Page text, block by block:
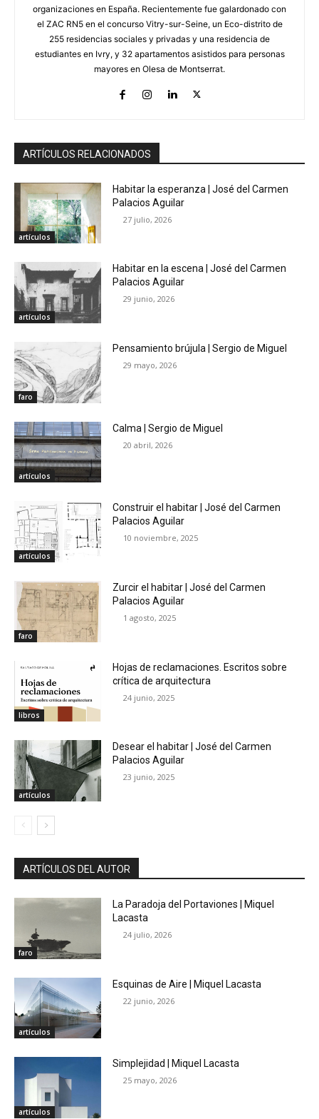
organizaciones en España. Recientemente fue galardonado con
el ZAC RN5 en el concurso Vitry-sur-Seine, un Eco-distrito de
255 residencias sociales y privadas y una residencia de
estudiantes en Ivry, y 32 apartamentos asistidos para personas
mayores en Olesa de Montserrat.
ARTÍCULOS RELACIONADOS
artículos
Habitar la esperanza | José del Carmen
Palacios Aguilar
27 julio, 2026
artículos
Habitar en la escena | José del Carmen
Palacios Aguilar
29 junio, 2026
faro
Pensamiento brújula | Sergio de Miguel
29 mayo, 2026
artículos
Calma | Sergio de Miguel
20 abril, 2026
artículos
Construir el habitar | José del Carmen
Palacios Aguilar
10 noviembre, 2025
faro
Zurcir el habitar | José del Carmen
Palacios Aguilar
1 agosto, 2025
libros
Hojas de reclamaciones. Escritos sobre
crítica de arquitectura
24 junio, 2025
artículos
Desear el habitar | José del Carmen
Palacios Aguilar
23 junio, 2025
ARTÍCULOS DEL AUTOR
faro
La Paradoja del Portaviones | Miquel
Lacasta
24 julio, 2026
artículos
Esquinas de Aire | Miquel Lacasta
22 junio, 2026
artículos
Simplejidad | Miquel Lacasta
25 mayo, 2026